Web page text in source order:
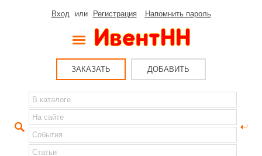
Вход или Регистрация Напомнить пароль
ЗАКАЗАТЬ ДОБАВИТЬ